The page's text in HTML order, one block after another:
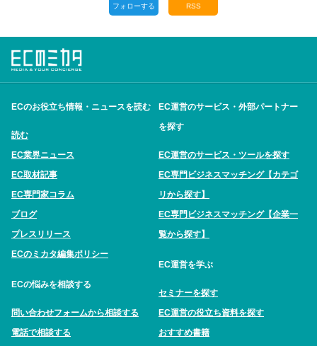
フォローする RSS
ECのお役立ち情報・ニュースを読む
読む
EC業界ニュース
EC取材記事
EC専門家コラム
ブログ
プレスリリース
ECのミカタ編集ポリシー
ECの悩みを相談する
問い合わせフォームから相談する
電話で相談する
EC運営のサービス・外部パートナー
を探す
EC運営のサービス・ツールを探す
EC専門ビジネスマッチング【カテゴ
リから探す】
EC専門ビジネスマッチング【企業一
覧から探す】
EC運営を学ぶ
セミナーを探す
EC運営の役立ち資料を探す
おすすめ書籍